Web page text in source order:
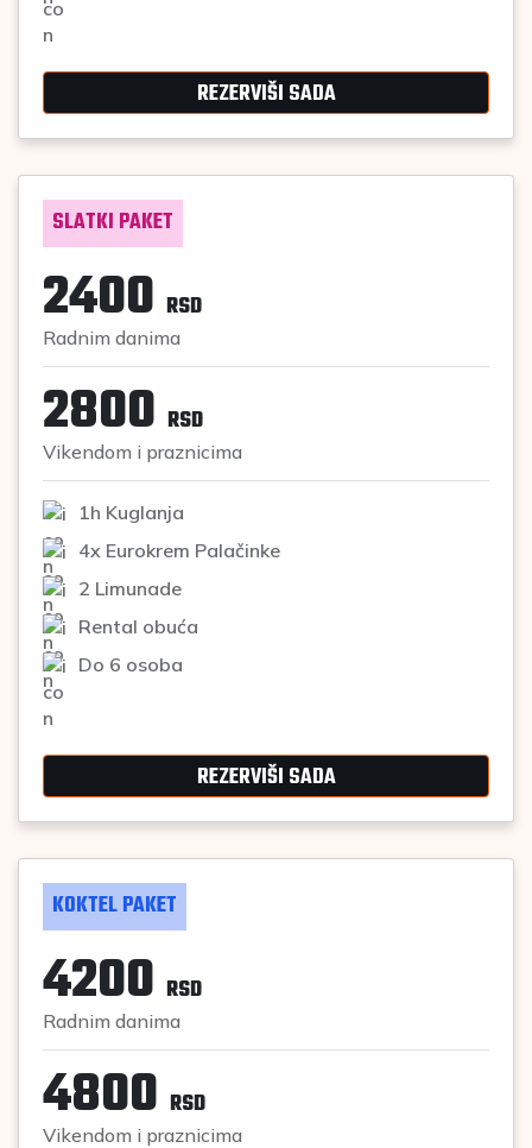
REZERVIŠI SADA
SLATKI PAKET
2400 RSD
Radnim danima
2800 RSD
Vikendom i praznicima
1h Kuglanja
4x Eurokrem Palačinke
2 Limunade
Rental obuća
Do 6 osoba
REZERVIŠI SADA
KOKTEL PAKET
4200 RSD
Radnim danima
4800 RSD
Vikendom i praznicima